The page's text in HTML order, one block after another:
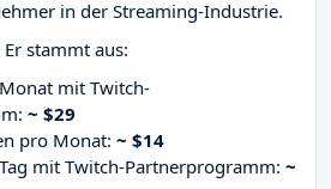
in der Streaming-Industrie.
stammt aus:
mit Twitch-
~ $29
pro Monat: ~ $14
mit Twitch-Partnerprogramm: ~